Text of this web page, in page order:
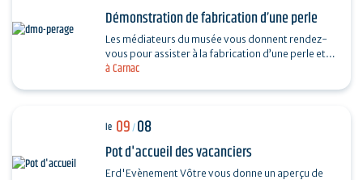
à Carnac
Démonstration de fabrication d’une perle
Les médiateurs du musée vous donnent rendez-
vous pour assister à la fabrication d’une perle et
vous dévoiler les techniques ingénieuses…
le 09/08
Pot d'accueil des vacanciers
Erd'Evènement Vôtre vous donne un aperçu de